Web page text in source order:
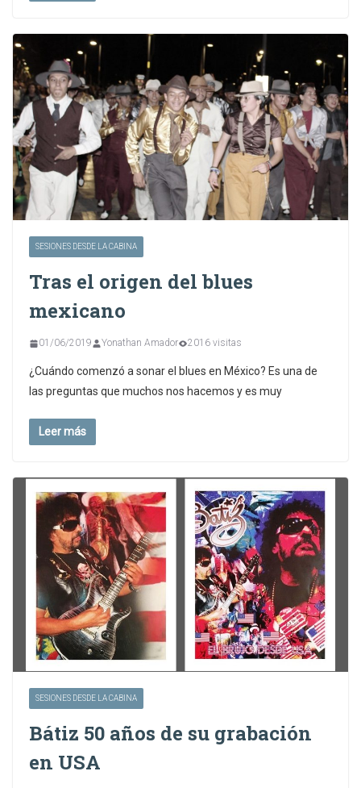
SESIONES DESDE LA CABINA
Tras el origen del blues
mexicano
01/06/2019 Yonathan Amador 2016 visitas
¿Cuándo comenzó a sonar el blues en México? Es una de
las preguntas que muchos nos hacemos y es muy
Leer más
SESIONES DESDE LA CABINA
Bátiz 50 años de su grabación
en USA